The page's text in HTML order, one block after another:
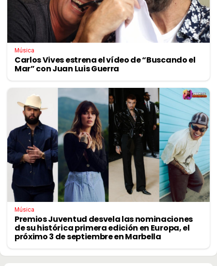
Música
Carlos Vives estrena el vídeo de “Buscando el
Mar” con Juan Luis Guerra
Música
Premios Juventud desvela las nominaciones
de su histórica primera edición en Europa, el
próximo 3 de septiembre en Marbella